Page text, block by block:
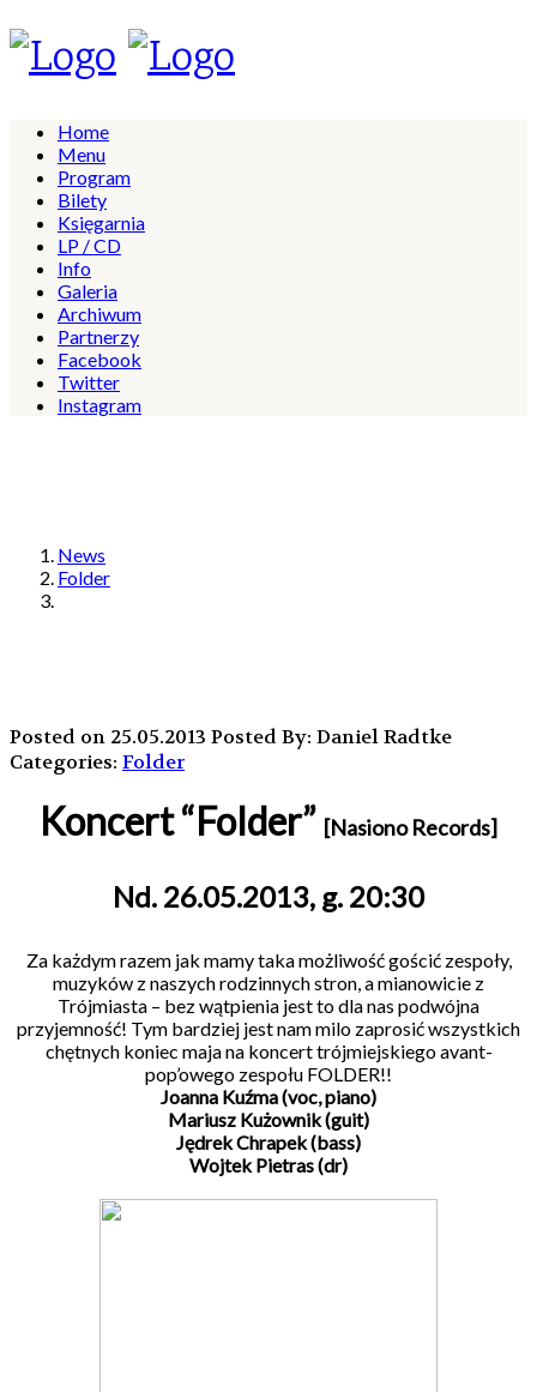
Home
Menu
Program
Bilety
Księgarnia
LP / CD
Info
Galeria
Archiwum
Partnerzy
Facebook
Twitter
Instagram
News
Folder
Posted on 25.05.2013 Posted By: Daniel Radtke
Categories: Folder
Koncert “Folder” [Nasiono Records]
Nd. 26.05.2013, g. 20:30
Za każdym razem jak mamy taka możliwość gościć zespoły,
muzyków z naszych rodzinnych stron, a mianowicie z
Trójmiasta – bez wątpienia jest to dla nas podwójna
przyjemność! Tym bardziej jest nam milo zaprosić wszystkich
chętnych koniec maja na koncert trójmiejskiego avant-
pop’owego zespołu FOLDER!!
Joanna Kuźma (voc, piano)
Mariusz Kużownik (guit)
Jędrek Chrapek (bass)
Wojtek Pietras (dr)